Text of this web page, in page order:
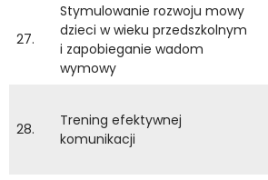
27.
Stymulowanie rozwoju mowy
dzieci w wieku przedszkolnym
i zapobieganie wadom
wymowy
28.
Trening efektywnej
komunikacji